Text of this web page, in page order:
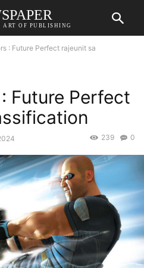
ART OF PUBLISHING
: Future Perfect rajeunit sa
Future Perfect
0
239